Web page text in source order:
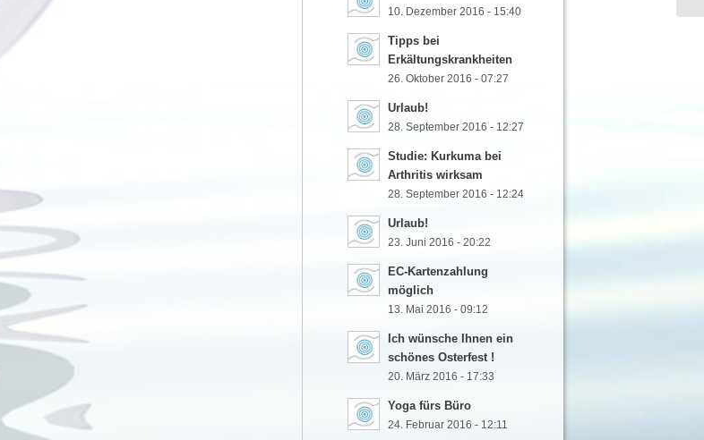
10. Dezember 2016 - 15:40
Tipps bei
Erkältungskrankheiten
26. Oktober 2016 - 07:27
Urlaub!
28. September 2016 - 12:27
Studie: Kurkuma bei
Arthritis wirksam
28. September 2016 - 12:24
Urlaub!
23. Juni 2016 - 20:22
EC-Kartenzahlung
möglich
13. Mai 2016 - 09:12
Ich wünsche Ihnen ein
schönes Osterfest !
20. März 2016 - 17:33
Yoga fürs Büro
24. Februar 2016 - 12:11